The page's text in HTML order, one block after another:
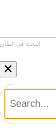
×